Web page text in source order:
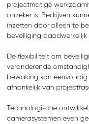
projectmatige
onzeker is. Bedrijven
inzetten door alleen te
beveiliging daadwerkelijk
De flexibiliteit om
veranderende
bewaking kan
afhankelijk van
Technologische
camerasystemen even